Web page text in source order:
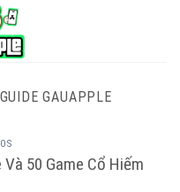
GAUAPPLE
50 Game Cổ Hiếm